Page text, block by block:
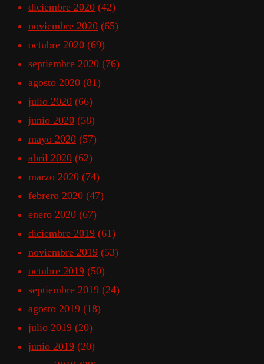
diciembre 2020 (42)
noviembre 2020 (65)
octubre 2020 (69)
septiembre 2020 (76)
agosto 2020 (81)
julio 2020 (66)
junio 2020 (58)
mayo 2020 (57)
abril 2020 (62)
marzo 2020 (74)
febrero 2020 (47)
enero 2020 (67)
diciembre 2019 (61)
noviembre 2019 (53)
octubre 2019 (50)
septiembre 2019 (24)
agosto 2019 (18)
julio 2019 (20)
junio 2019 (20)